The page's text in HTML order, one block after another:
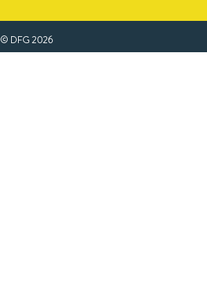
© DFG 2026